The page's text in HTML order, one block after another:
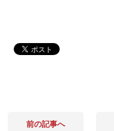
前の記事へ